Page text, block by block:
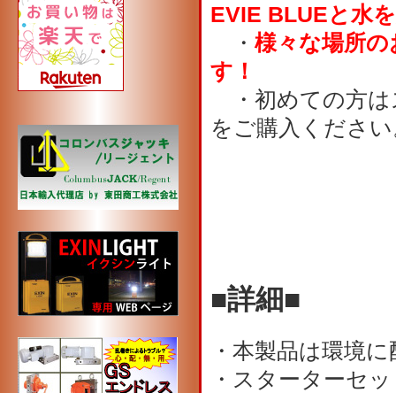
EVIE BLUEと水
・ 様々な場所
す！
・初めての方は
をご購入くださ
■詳細■
・本製品は環境
・スターターセ